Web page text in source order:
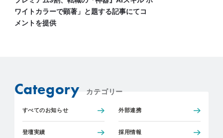
ワイトカラーで顕著」と題する記事にてコ
メントを提供
Category カテゴリー
すべてのお知らせ 外部連携
登壇実績 採用情報